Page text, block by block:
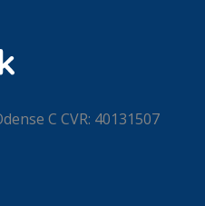
C CVR: 40131507